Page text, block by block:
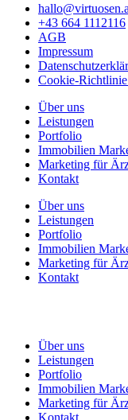
+43 664 1112116
AGB
Impressum
Cookie-
Über uns
Leistungen
Portfolio
Immobilien
Marketing für
Kontakt
Über uns
Leistungen
Portfolio
Immobilien
Marketing für
Kontakt
Über uns
Leistungen
Portfolio
Immobilien
Marketing für
Kontakt